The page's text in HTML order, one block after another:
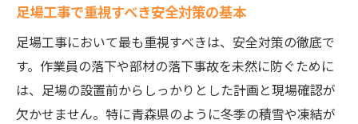
足場工事で重視すべき安全対策の基本
足場工事において最も重視すべきは、安全対策の徹底で
す。作業員の落下や部材の落下事故を未然に防ぐために
は、足場の設置前からしっかりとした計画と現場確認が
欠かせません。特に青森県のように冬季の積雪や凍結が